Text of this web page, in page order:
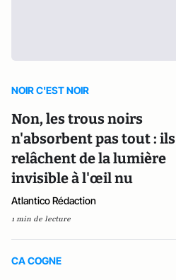
NOIR C'EST NOIR
Non, les trous noirs
n'absorbent pas tout : ils
relâchent de la lumière
invisible à l'œil nu
Atlantico Rédaction
1 min de lecture
CA COGNE